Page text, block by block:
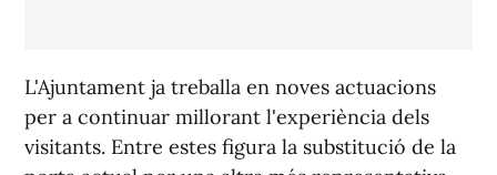
L'Ajuntament ja treballa en noves actuacions
per a continuar millorant l'experiència dels
visitants. Entre estes figura la substitució de la